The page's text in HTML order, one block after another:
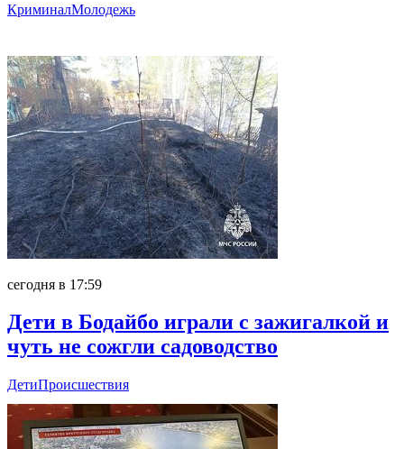
КриминалМолодежь
сегодня в 17:59
Дети в Бодайбо играли с зажигалкой и
чуть не сожгли садоводство
ДетиПроисшествия